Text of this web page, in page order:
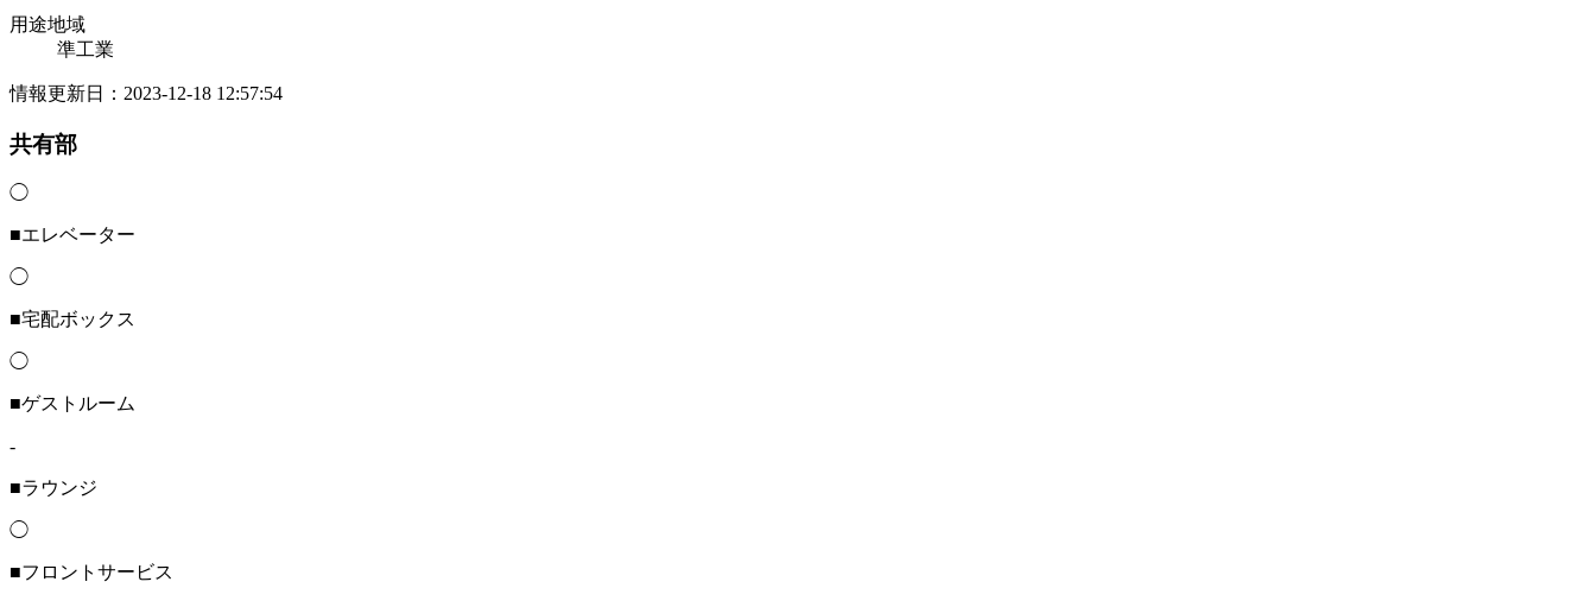
用途地域
準工業
情報更新日：2023-12-18 12:57:54
共有部
◯
■エレベーター
◯
■宅配ボックス
◯
■ゲストルーム
-
■ラウンジ
◯
■フロントサービス